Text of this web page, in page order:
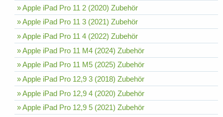
» Apple iPad Pro 11 2 (2020) Zubehör
» Apple iPad Pro 11 3 (2021) Zubehör
» Apple iPad Pro 11 4 (2022) Zubehör
» Apple iPad Pro 11 M4 (2024) Zubehör
» Apple iPad Pro 11 M5 (2025) Zubehör
» Apple iPad Pro 12,9 3 (2018) Zubehör
» Apple iPad Pro 12,9 4 (2020) Zubehör
» Apple iPad Pro 12,9 5 (2021) Zubehör